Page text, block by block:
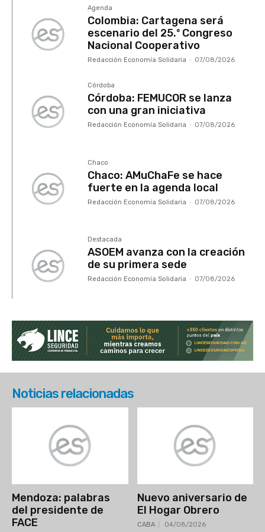
Agenda
Colombia: Cartagena será
escenario del 25.º Congreso
Nacional Cooperativo
Redacción Economía Solidaria - 07/08/2026
Córdoba
Córdoba: FEMUCOR se lanza
con una gran iniciativa
Redacción Economía Solidaria - 07/08/2026
Chaco
Chaco: AMuChaFe se hace
fuerte en la agenda local
Redacción Economía Solidaria - 07/08/2026
Destacada
ASOEM avanza con la creación
de su primera sede
Redacción Economía Solidaria - 07/08/2026
Noticias relacionadas
Mendoza: palabras
del presidente de
FACE
Nuevo aniversario de
El Hogar Obrero
CABA 04/08/2026